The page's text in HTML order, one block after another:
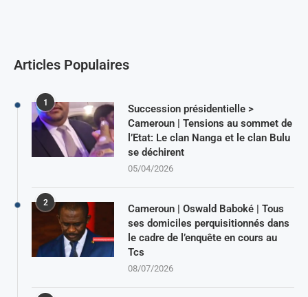
Articles Populaires
1
Succession présidentielle >
Cameroun | Tensions au sommet de
l’Etat: Le clan Nanga et le clan Bulu
se déchirent
05/04/2026
2
Cameroun | Oswald Baboké | Tous
ses domiciles perquisitionnés dans
le cadre de l’enquête en cours au
Tcs
08/07/2026